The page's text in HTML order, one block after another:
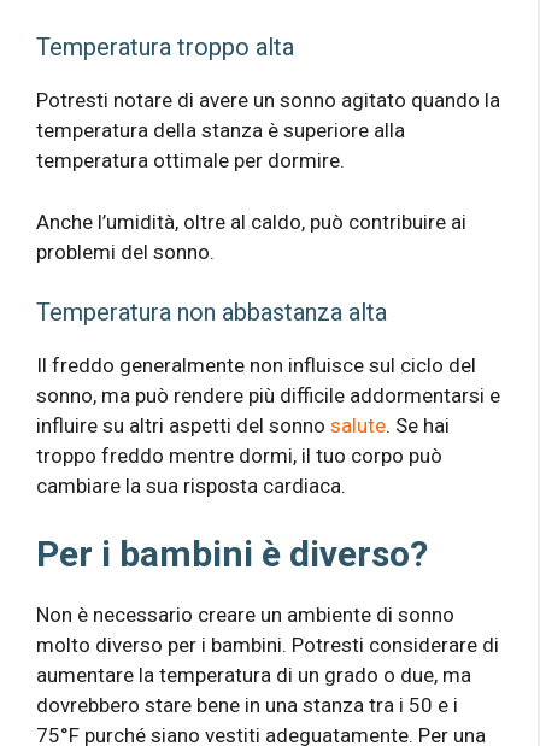
Temperatura troppo alta
Potresti notare di avere un sonno agitato quando la
temperatura della stanza è superiore alla
temperatura ottimale per dormire.
Anche l’umidità, oltre al caldo, può contribuire ai
problemi del sonno.
Temperatura non abbastanza alta
Il freddo generalmente non influisce sul ciclo del
sonno, ma può rendere più difficile addormentarsi e
influire su altri aspetti del sonno salute. Se hai
troppo freddo mentre dormi, il tuo corpo può
cambiare la sua risposta cardiaca.
Per i bambini è diverso?
Non è necessario creare un ambiente di sonno
molto diverso per i bambini. Potresti considerare di
aumentare la temperatura di un grado o due, ma
dovrebbero stare bene in una stanza tra i 50 e i
75°F purché siano vestiti adeguatamente. Per una